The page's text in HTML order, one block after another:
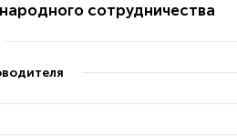
сотрудничества